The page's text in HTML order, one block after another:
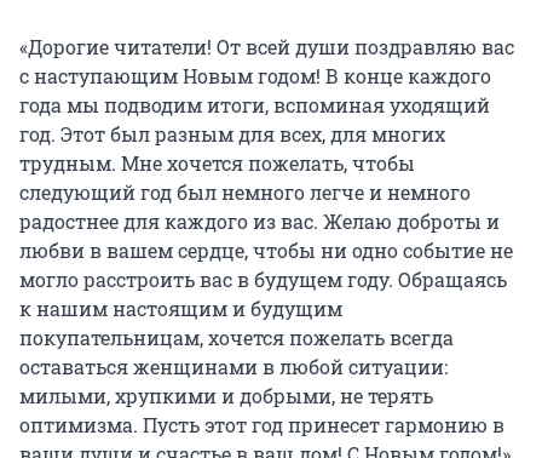
«Дорогие читатели! От всей души поздравляю вас
с наступающим Новым годом! В конце каждого
года мы подводим итоги, вспоминая уходящий
год. Этот был разным для всех, для многих
трудным. Мне хочется пожелать, чтобы
следующий год был немного легче и немного
радостнее для каждого из вас. Желаю доброты и
любви в вашем сердце, чтобы ни одно событие не
могло расстроить вас в будущем году. Обращаясь
к нашим настоящим и будущим
покупательницам, хочется пожелать всегда
оставаться женщинами в любой ситуации:
милыми, хрупкими и добрыми, не терять
оптимизма. Пусть этот год принесет гармонию в